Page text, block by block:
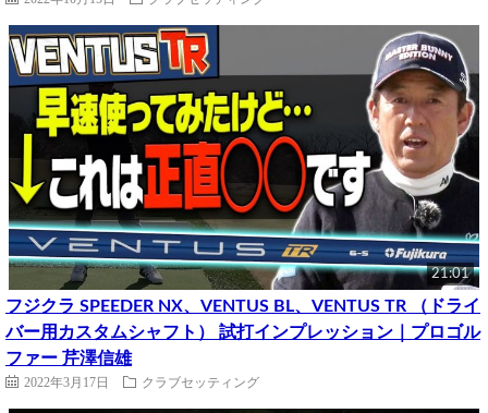
21:01
フジクラ SPEEDER NX、VENTUS BL、VENTUS TR （ドライ
バー用カスタムシャフト） 試打インプレッション｜プロゴル
ファー 芹澤信雄
2022年3月17日 クラブセッティング